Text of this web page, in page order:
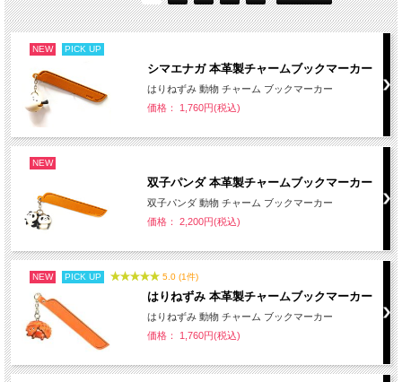
NEW PICK UP
シマエナガ 本革製チャームブックマーカー
はりねずみ 動物 チャーム ブックマーカー
価格： 1,760円(税込)
NEW
双子パンダ 本革製チャームブックマーカー
双子パンダ 動物 チャーム ブックマーカー
価格： 2,200円(税込)
NEW PICK UP 5.0 (1件)
はりねずみ 本革製チャームブックマーカー
はりねずみ 動物 チャーム ブックマーカー
価格： 1,760円(税込)